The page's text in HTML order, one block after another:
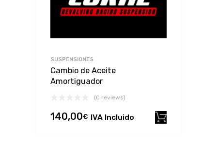
SUSPENSIONES
Cambio de Aceite
Amortiguador
(0 reviews)
140,00€ IVA Incluido